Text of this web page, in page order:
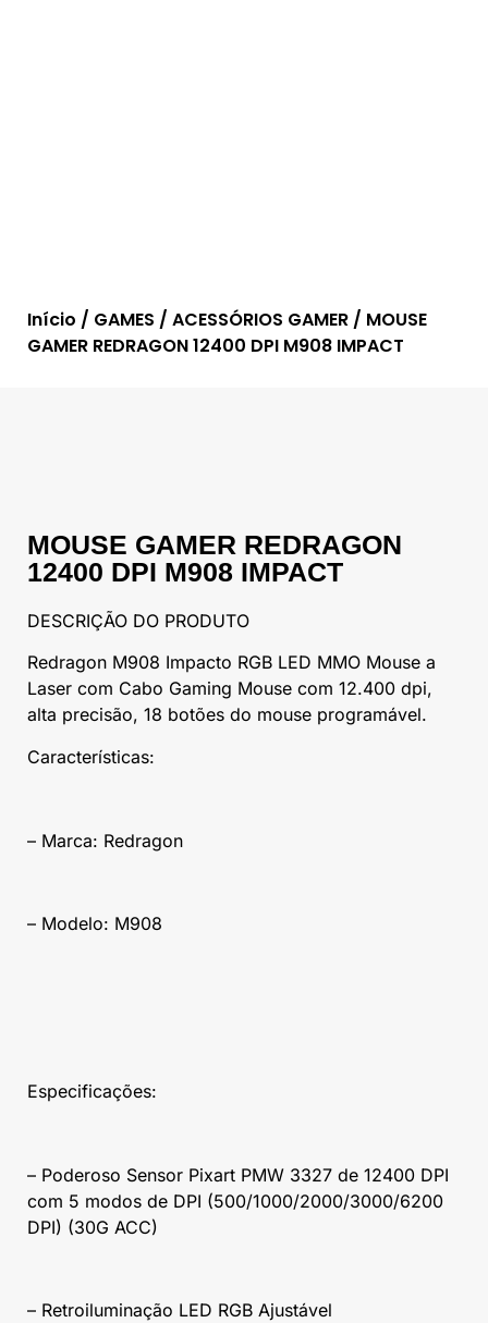
Início / GAMES / ACESSÓRIOS GAMER / MOUSE
GAMER REDRAGON 12400 DPI M908 IMPACT
MOUSE GAMER REDRAGON
12400 DPI M908 IMPACT
DESCRIÇÃO DO PRODUTO
Redragon M908 Impacto RGB LED MMO Mouse a
Laser com Cabo Gaming Mouse com 12.400 dpi,
alta precisão, 18 botões do mouse programável.
Características:
– Marca: Redragon
– Modelo: M908
Especificações:
– Poderoso Sensor Pixart PMW 3327 de 12400 DPI
com 5 modos de DPI (500/1000/2000/3000/6200
DPI) (30G ACC)
– Retroiluminação LED RGB Ajustável